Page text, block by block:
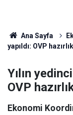
Ana Sayfa
yapıldı: OVP
Yılın
OVP
Ekonomi